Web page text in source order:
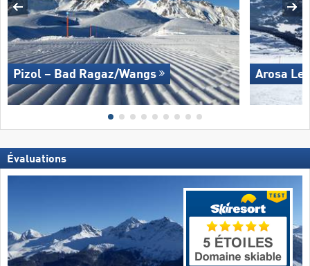
Pizol – Bad Ragaz/​Wangs Arosa
Évaluations